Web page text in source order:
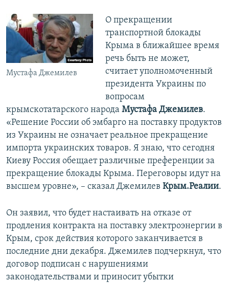
Мустафа Джемилев
​О прекращении
транспортной блокады
Крыма в ближайшее время
речь быть не может,
считает уполномоченный
президента Украины по
вопросам
крымскотатарского народа Мустафа Джемилев.
«Решение России об эмбарго на поставку продуктов
из Украины не означает реальное прекращение
импорта украинских товаров. Я знаю, что сегодня
Киеву Россия обещает различные преференции за
прекращение блокады Крыма. Переговоры идут на
высшем уровне», – сказал Джемилев Крым.Реалии.
Он заявил, что будет настаивать на отказе от
продления контракта на поставку электроэнергии в
Крым, срок действия которого заканчивается в
последние дни декабря. Джемилев подчеркнул, что
договор подписан с нарушениями
законодательствами и приносит убытки